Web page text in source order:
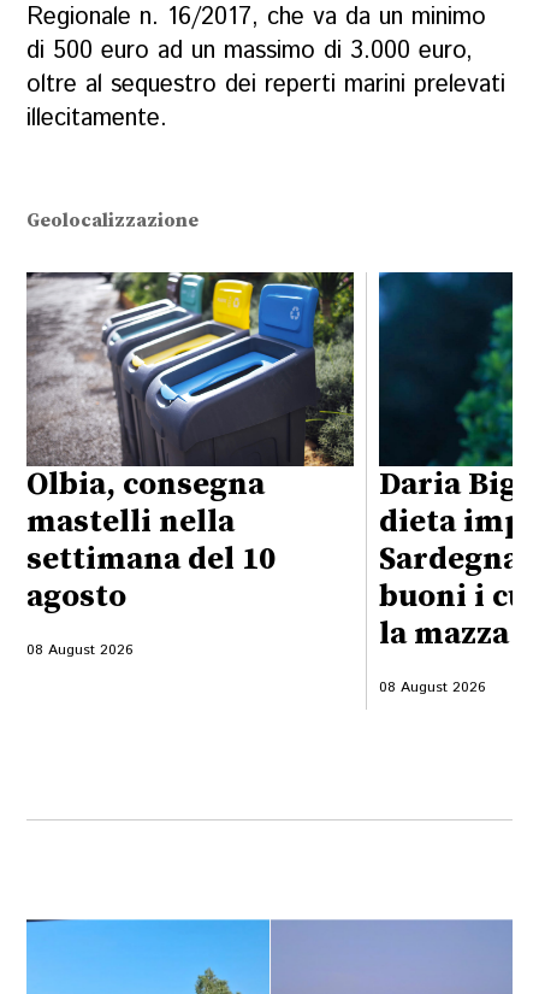
Regionale n. 16/2017, che va da un minimo
di 500 euro ad un massimo di 3.000 euro,
oltre al sequestro dei reperti marini prelevati
illecitamente.
Geolocalizzazione
Olbia, consegna
mastelli nella
settimana del 10
agosto
08 August 2026
Daria
dieta
Sardegna:
buoni i
la mazza
08 August 2026